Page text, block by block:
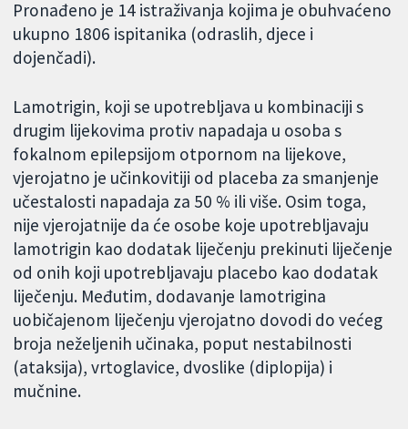
Pronađeno je 14 istraživanja kojima je obuhvaćeno
ukupno 1806 ispitanika (odraslih, djece i
dojenčadi).
Lamotrigin, koji se upotrebljava u kombinaciji s
drugim lijekovima protiv napadaja u osoba s
fokalnom epilepsijom otpornom na lijekove,
vjerojatno je učinkovitiji od placeba za smanjenje
učestalosti napadaja za 50 % ili više. Osim toga,
nije vjerojatnije da će osobe koje upotrebljavaju
lamotrigin kao dodatak liječenju prekinuti liječenje
od onih koji upotrebljavaju placebo kao dodatak
liječenju. Međutim, dodavanje lamotrigina
uobičajenom liječenju vjerojatno dovodi do većeg
broja neželjenih učinaka, poput nestabilnosti
(ataksija), vrtoglavice, dvoslike (diplopija) i
mučnine.